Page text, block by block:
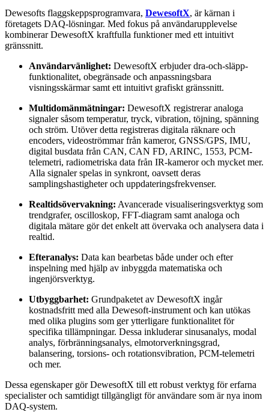
Dewesofts flaggskeppsprogramvara, DewesoftX, är kärnan i
företagets DAQ-lösningar. Med fokus på användarupplevelse
kombinerar DewesoftX kraftfulla funktioner med ett intuitivt
gränssnitt.
Användarvänlighet: DewesoftX erbjuder dra-och-släpp-
funktionalitet, obegränsade och anpassningsbara
visningsskärmar samt ett intuitivt grafiskt gränssnitt.
Multidomänmätningar: DewesoftX registrerar analoga
signaler såsom temperatur, tryck, vibration, töjning, spänning
och ström. Utöver detta registreras digitala räknare och
encoders, videoströmmar från kameror, GNSS/GPS, IMU,
digital busdata från CAN, CAN FD, ARINC, 1553, PCM-
telemetri, radiometriska data från IR-kameror och mycket mer.
Alla signaler spelas in synkront, oavsett deras
samplingshastigheter och uppdateringsfrekvenser.
Realtidsövervakning: Avancerade visualiseringsverktyg som
trendgrafer, oscilloskop, FFT-diagram samt analoga och
digitala mätare gör det enkelt att övervaka och analysera data i
realtid.
Efteranalys: Data kan bearbetas både under och efter
inspelning med hjälp av inbyggda matematiska och
ingenjörsverktyg.
Utbyggbarhet: Grundpaketet av DewesoftX ingår
kostnadsfritt med alla Dewesoft-instrument och kan utökas
med olika plugins som ger ytterligare funktionalitet för
specifika tillämpningar. Dessa inkluderar sinusanalys, modal
analys, förbränningsanalys, elmotorverkningsgrad,
balansering, torsions- och rotationsvibration, PCM-telemetri
och mer.
Dessa egenskaper gör DewesoftX till ett robust verktyg för erfarna
specialister och samtidigt tillgängligt för användare som är nya inom
DAQ-system.